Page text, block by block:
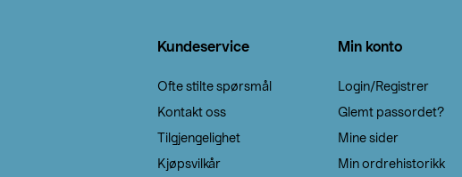
Kundeservice
Ofte stilte spørsmål
Kontakt oss
Tilgjengelighet
Kjøpsvilkår
Min konto
Login/Registrer
Glemt passordet?
Mine sider
Min ordrehistorikk